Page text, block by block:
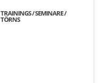
TRAININGS / SEMINARE /
TÖRNS